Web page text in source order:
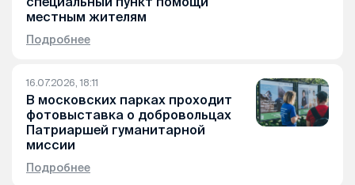
местным жителям
Подробнее
16.07.2026, 18:11
В московских парках проходит
фотовыставка о добровольцах
Патриаршей гуманитарной
миссии
Подробнее